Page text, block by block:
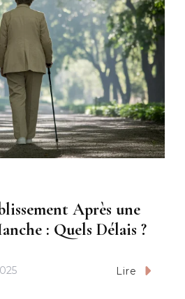
Après une
: Quels Délais ?
Lire